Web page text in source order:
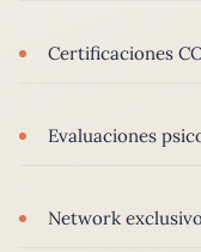
Certificaciones
Evaluaciones
Network